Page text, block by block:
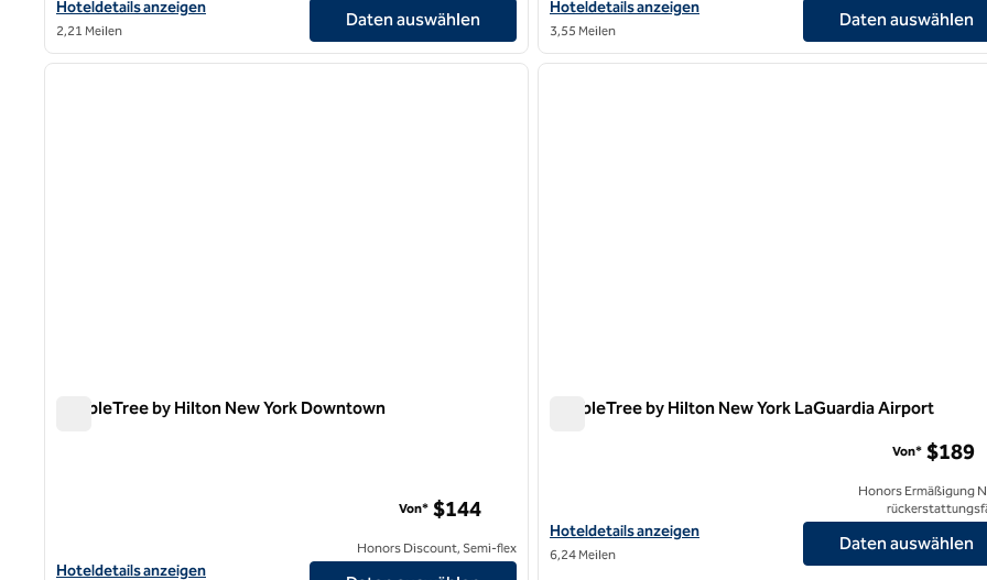
Hoteldetails für DoubleTree by Hilton Long Island City New York anzeigen
Hoteldetails anzeigen
2,21 Meilen
Daten auswählen
Hoteldetails für DoubleTree by Hilton Hotel & Suites Jersey City
Hoteldetails anzeigen
3,55 Meilen
Daten auswählen
1/12
1 von 12
nächstes Bild
DoubleTree by Hilton New York Downtown
Hoteldetails für DoubleTree by Hilton New York Downtown anzeigen
Hoteldetails anzeigen
Von* $144
Honors Discount, Semi-flex
1
1 von 12
DoubleTree by Hilton New York LaGuardia Airport
Hoteldetails für DoubleTree by Hilton New York LaGuardia Airport
Hoteldetails anzeigen
6,24 Meilen
Von* $189
Honors Ermäßigung
Daten auswählen